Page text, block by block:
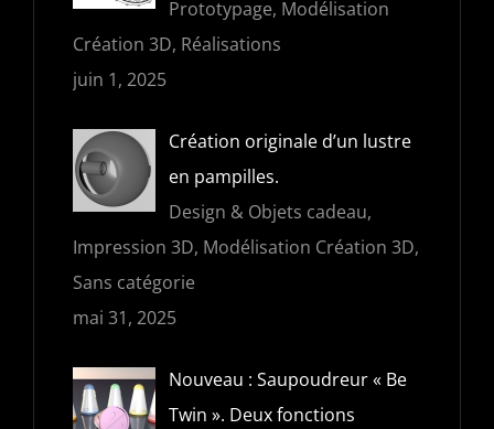
Prototypage, Modélisation
Création 3D, Réalisations
juin 1, 2025
Création originale d’un lustre
en pampilles.
Design & Objets cadeau,
Impression 3D, Modélisation Création 3D,
Sans catégorie
mai 31, 2025
Nouveau : Saupoudreur « Be
Twin ». Deux fonctions